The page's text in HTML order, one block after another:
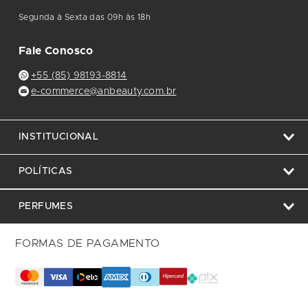
Segunda à Sexta das 09h às 18h
Fale Conosco
+55 (85) 98193-8814
e-commerce@anbeauty.com.br
INSTITUCIONAL
POLÍTICAS
PERFUMES
FORMAS DE PAGAMENTO